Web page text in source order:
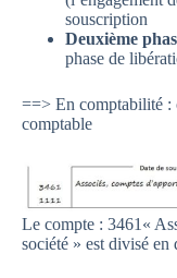
souscription
Deuxième
phase de
==> En comptabilité :
comptable
Le compte : 3461«
société » est divisé en